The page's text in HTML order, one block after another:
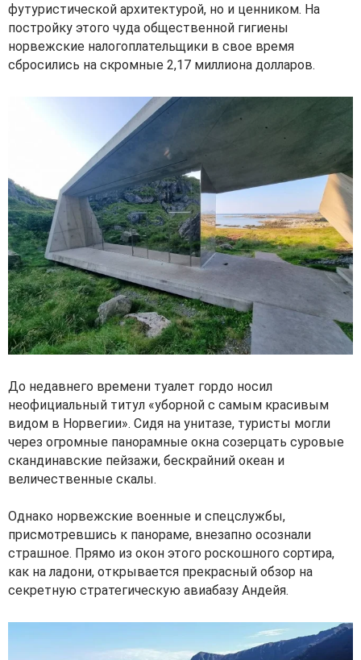
футуристической архитектурой, но и ценником. На
постройку этого чуда общественной гигиены
норвежские налогоплательщики в свое время
сбросились на скромные 2,17 миллиона долларов.
До недавнего времени туалет гордо носил
неофициальный титул «уборной с самым красивым
видом в Норвегии». Сидя на унитазе, туристы могли
через огромные панорамные окна созерцать суровые
скандинавские пейзажи, бескрайний океан и
величественные скалы.
Однако норвежские военные и спецслужбы,
присмотревшись к панораме, внезапно осознали
страшное. Прямо из окон этого роскошного сортира,
как на ладони, открывается прекрасный обзор на
секретную стратегическую авиабазу Андейя.